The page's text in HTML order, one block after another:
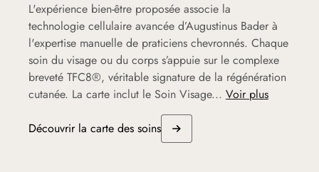
L'expérience bien-être proposée associe la
technologie cellulaire avancée d’Augustinus Bader à
l'expertise manuelle de praticiens chevronnés. Chaque
soin du visage ou du corps s’appuie sur le complexe
breveté TFC8®, véritable signature de la régénération
cutanée. La carte inclut le Soin Visage... Voir plus
Découvrir la carte des soins